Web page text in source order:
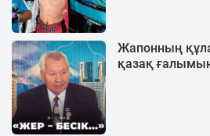
Жапонның
қазақ